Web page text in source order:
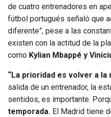
de cuatro entrenadores en
fútbol portugués señaló que
diferente”, pese a las
existen con la actitud de la
como Kylian Mbappé y
“La prioridad es volver a la
salida de un entrenador, la
sentidos, es importante.
temporada. El Madrid tiene